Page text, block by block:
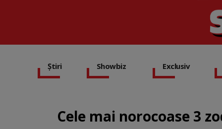
Știri Showbiz Exclusiv
Cele mai norocoase 3